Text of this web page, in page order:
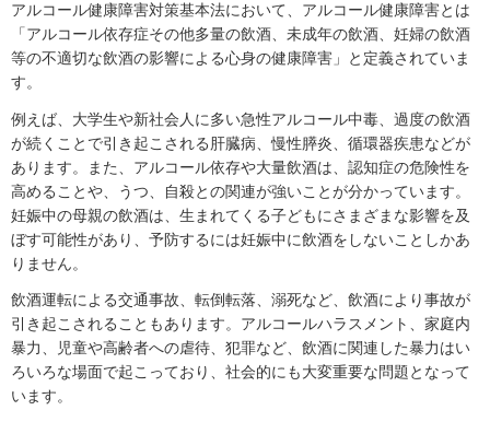
アルコール健康障害対策基本法において、アルコール健康障害とは
「アルコール依存症その他多量の飲酒、未成年の飲酒、妊婦の飲酒
等の不適切な飲酒の影響による心身の健康障害」と定義されていま
す。
例えば、大学生や新社会人に多い急性アルコール中毒、過度の飲酒
が続くことで引き起こされる肝臓病、慢性膵炎、循環器疾患などが
あります。また、アルコール依存や大量飲酒は、認知症の危険性を
高めることや、うつ、自殺との関連が強いことが分かっています。
妊娠中の母親の飲酒は、生まれてくる子どもにさまざまな影響を及
ぼす可能性があり、予防するには妊娠中に飲酒をしないことしかあ
りません。
飲酒運転による交通事故、転倒転落、溺死など、飲酒により事故が
引き起こされることもあります。アルコールハラスメント、家庭内
暴力、児童や高齢者への虐待、犯罪など、飲酒に関連した暴力はい
ろいろな場面で起こっており、社会的にも大変重要な問題となって
います。